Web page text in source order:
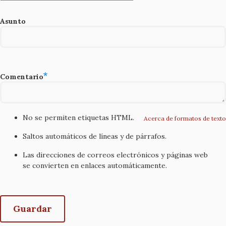
Asunto
Comentario
Acerca de formatos de texto
No se permiten etiquetas HTML.
Saltos automáticos de líneas y de párrafos.
Las direcciones de correos electrónicos y páginas web
se convierten en enlaces automáticamente.